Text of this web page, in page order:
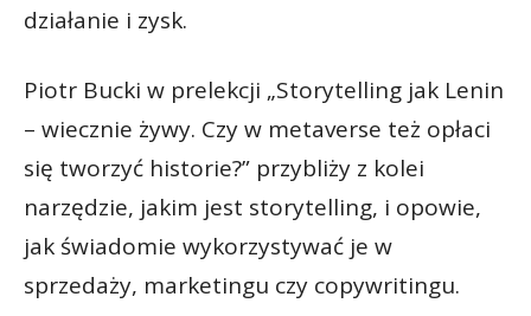
działanie i zysk.
Piotr Bucki w prelekcji „Storytelling jak Lenin
– wiecznie żywy. Czy w metaverse też opłaci
się tworzyć historie?” przybliży z kolei
narzędzie, jakim jest storytelling, i opowie,
jak świadomie wykorzystywać je w
sprzedaży, marketingu czy copywritingu.